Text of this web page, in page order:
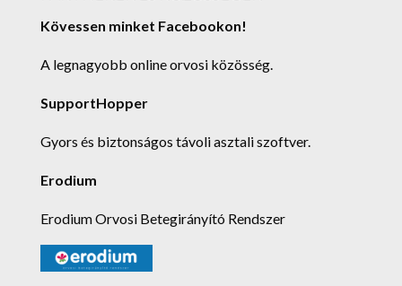
Kövessen minket Facebookon!
A legnagyobb online orvosi közösség.
SupportHopper
Gyors és biztonságos távoli asztali szoftver.
Erodium
Erodium Orvosi Betegirányító Rendszer